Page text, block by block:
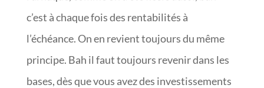
c’est à chaque fois des rentabilités à
l’échéance. On en revient toujours du même
principe. Bah il faut toujours revenir dans les
bases, dès que vous avez des investissements